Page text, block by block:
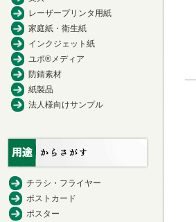
レーザープリンタ用紙
家庭紙・衛生紙
インクジェット紙
ユポ®メディア
防錆素材
紙製品
法人様向けサンプル
チラシ・フライヤー
ポストカード
ポスター